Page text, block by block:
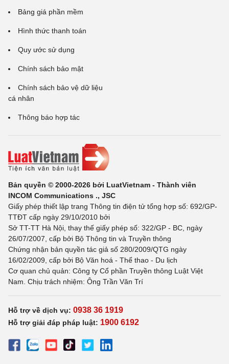
Bảng giá phần mềm
Hình thức thanh toán
Quy ước sử dụng
Chính sách bảo mật
Chính sách bảo vệ dữ liệu
cá nhân
Thông báo hợp tác
Bản quyền © 2000-2026 bởi LuatVietnam - Thành viên
INCOM Communications ., JSC
Giấy phép thiết lập trang Thông tin điện tử tổng hợp số: 692/GP-
TTĐT cấp ngày 29/10/2010 bởi
Sở TT-TT Hà Nội, thay thế giấy phép số: 322/GP - BC, ngày
26/07/2007, cấp bởi Bộ Thông tin và Truyền thông
Chứng nhận bản quyền tác giả số 280/2009/QTG ngày
16/02/2009, cấp bởi Bộ Văn hoá - Thể thao - Du lịch
Cơ quan chủ quản: Công ty Cổ phần Truyền thông Luật Việt
Nam. Chịu trách nhiệm: Ông Trần Văn Trí
Hỗ trợ về dịch vụ: 0938 36 1919
Hỗ trợ giải đáp pháp luật: 1900 6192